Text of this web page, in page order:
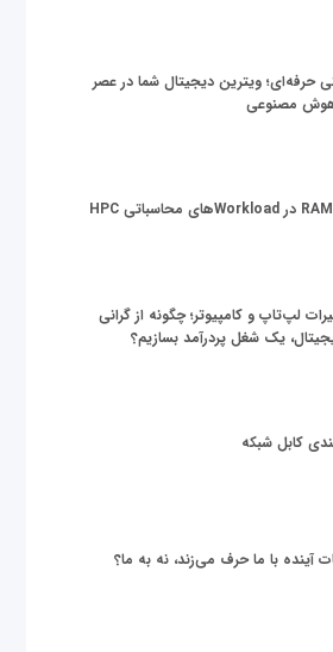
حرفه‌ای؛ ویترین دیجیتال شما در عصر
مصنوعی
لپ‌تاپ و کامپیوتر؛ چگونه از گرانی
یک شغل پردرآمد بسازیم؟
کابل شبکه
آینده با ما حرف می‌زند، نه به ما؟